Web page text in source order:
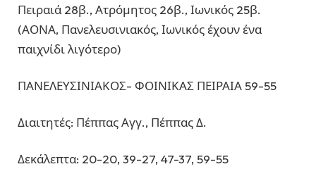
Πειραιά 28β., Ατρόμητος 26β., Ιωνικός 25β.
(ΑΟΝΑ, Πανελευσινιακός, Ιωνικός έχουν ένα
παιχνίδι λιγότερο)
ΠΑΝΕΛΕΥΣΙΝΙΑΚΟΣ- ΦΟΙΝΙΚΑΣ ΠΕΙΡΑΙΑ 59-55
Διαιτητές: Πέππας Αγγ., Πέππας Δ.
Δεκάλεπτα: 20-20, 39-27, 47-37, 59-55